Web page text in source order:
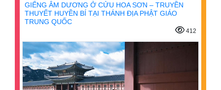
GIẾNG ÂM DƯƠNG Ở CỬU HOA SƠN – TRUYỀN
THUYẾT HUYỀN BÍ TẠI THÁNH ĐỊA PHẬT GIÁO
TRUNG QUỐC
412